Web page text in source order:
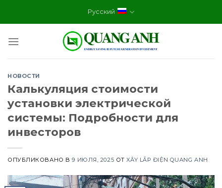
Русский
НОВОСТИ
Калькуляция стоимости
установки электрической
системы: Подробности для
инвесторов
ОПУБЛИКОВАНО В9 ИЮЛЯ, 2025 ОТXÂY LẮP ĐIỆN QUANG ANH